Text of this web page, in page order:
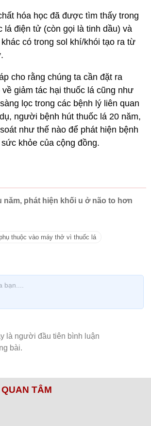
hóa học đã được tìm thấy trong
lá điện tử (còn gọi là tinh dầu) và
có trong sol khí/khói tạo ra từ
cho rằng chúng ta cần đặt ra
về giảm tác hại thuốc lá cũng như
lọc trong các bệnh lý liên quan
người bệnh hút thuốc lá 20 năm,
như thế nào để phát hiện bệnh
khỏe của cộng đồng.
năm, phát hiện khối u ở não to hơn
thuộc vào máy thở vì thuốc lá
TÂM